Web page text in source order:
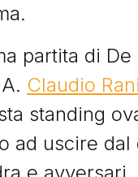
partita di
Claudio
standing
ad uscire
e